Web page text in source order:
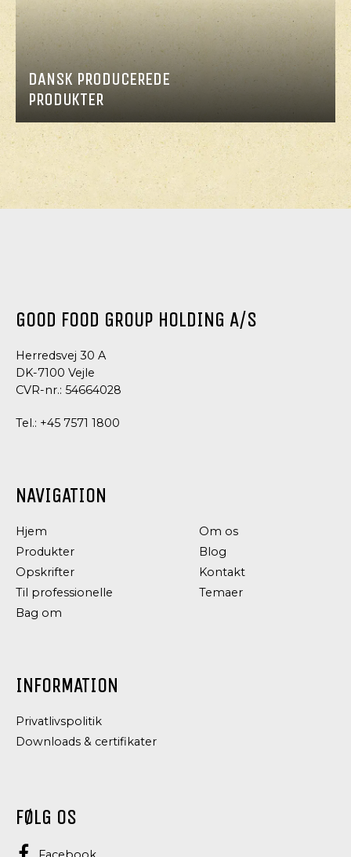
DANSK PRODUCEREDE
PRODUKTER
GOOD FOOD GROUP HOLDING A/S
Herredsvej 30 A
DK-7100 Vejle
CVR-nr.: 54664028
Tel.: +45 7571 1800
NAVIGATION
Hjem
Produkter
Opskrifter
Til professionelle
Bag om
Om os
Blog
Kontakt
Temaer
INFORMATION
Privatlivspolitik
Downloads & certifikater
FØLG OS